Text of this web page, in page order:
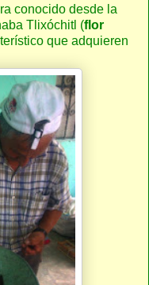
conocido desde la
Tlixóchitl (flor
que adquieren